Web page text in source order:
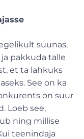
suunas,
pakkuda talle
et ta lahkuks
See on ka
on suur
Loeb see,
ning millise
teenindaja